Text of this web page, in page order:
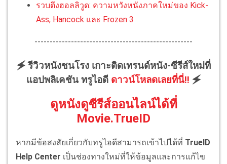
รวบตึงฮอลลิวูด: ความหวังหนังภาคใหม่ของ Kick-
Ass, Hancock และ Frozen 3
----------------------------------------------------
🗲 รีวิวหนังชนโรง เกาะติดเทรนด์หนัง-ซีรีส์ใหม่ที่
แอปพลิเคชัน ทรูไอดี ดาวน์โหลดเลยที่นี่!! 🗲
ดูหนังดูซีรีส์ออนไลน์ได้ที่
Movie.TrueID
หากมีข้อสงสัยเกี่ยวกับทรูไอดีสามารถเข้าไปได้ที่ TrueID
Help Center เป็นช่องทางใหม่ที่ให้ข้อมูลและการแก้ไข